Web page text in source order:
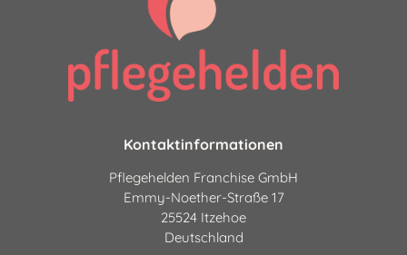
Kontaktinformationen
Pflegehelden Franchise GmbH
Emmy-Noether-Straße 17
25524 Itzehoe
Deutschland